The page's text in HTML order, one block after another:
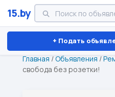
15.by
+ Подать
Минск Витебск
Главная /Объявления /
свобода без розетки!